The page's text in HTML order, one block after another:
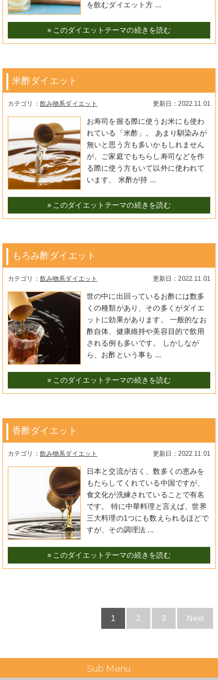
を飲むダイエット方 ...
» このダイエットテーマの続きを読む
米酢ダイエット
2022.11.01
飲み物系ダイエット
お寿司を握る際に使うお米にも使わ
れている「米酢」。 あまり馴染みが
無いと思う方も多いかもしれません
が、ご家庭でもちらし寿司などを作
る際に使う方もいて以外に使われて
います。 米酢が持 ...
» このダイエットテーマの続きを読む
もろみ酢ダイエット
2022.11.01
飲み物系ダイエット
世の中に出回っているお酢には数多
くの種類があり、その多くがダイエ
ットに効果があります。 一般的なお
酢自体、健康維持や美容目的で飲用
される例も多いです。 しかしなが
ら、お酢という事も ...
» このダイエットテーマの続きを読む
香酢ダイエット
2022.11.01
飲み物系ダイエット
日本と交流が古く、数多くの恵みを
もたらしてくれている中国ですが、
食文化が洗練されていることで有名
です。 特に中華料理と言えば、世界
三大料理の1つにも数えられるほどで
すが、その調理法 ...
» このダイエットテーマの続きを読む
1 2 3 Next